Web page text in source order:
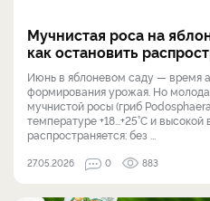
Мучнистая роса на
как остановить
Июнь в яблоневом саду — время
формирования урожая. Но
мучнистой росы (гриб
температуре +18...+25°C и
распространяется: без ...
27.05.2026 0 883